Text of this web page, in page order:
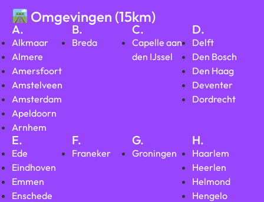
Omgevingen (15km)
A.
Alkmaar
Almere
Amersfoort
Amstelveen
Amsterdam
Apeldoorn
Arnhem
B.
Breda
C.
Capelle aan
den IJssel
D.
Delft
Den Bosch
Den Haag
Deventer
Dordrecht
E.
Ede
Eindhoven
Emmen
Enschede
F.
Franeker
G.
Groningen
H.
Haarlem
Heerlen
Helmond
Hengelo